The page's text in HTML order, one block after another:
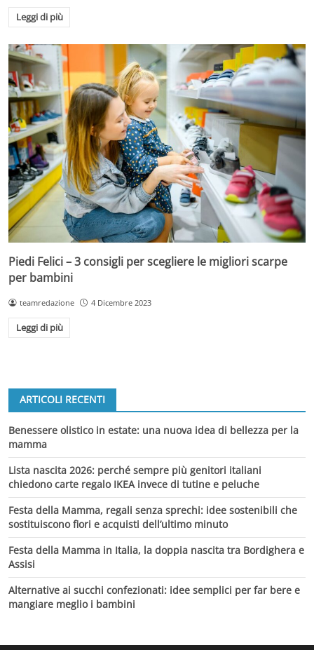
Leggi di più
Piedi Felici – 3 consigli per scegliere le migliori scarpe
per bambini
teamredazione 4 Dicembre 2023
Leggi di più
ARTICOLI RECENTI
Benessere olistico in estate: una nuova idea di bellezza per la
mamma
Lista nascita 2026: perché sempre più genitori italiani
chiedono carte regalo IKEA invece di tutine e peluche
Festa della Mamma, regali senza sprechi: idee sostenibili che
sostituiscono fiori e acquisti dell’ultimo minuto
Festa della Mamma in Italia, la doppia nascita tra Bordighera e
Assisi
Alternative ai succhi confezionati: idee semplici per far bere e
mangiare meglio i bambini